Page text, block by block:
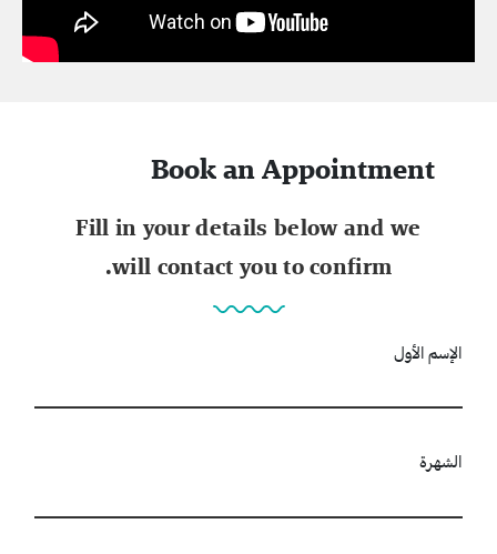
Book an Appointment
Fill in your details below and we
will contact you to confirm.
الإسم الأول
الشهرة